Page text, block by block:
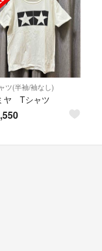
ツ(半袖/袖なし)
ヤ Tシャツ